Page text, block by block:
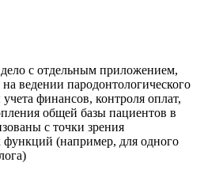
с отдельным приложением,
ведении пародонтологического
финансов, контроля оплат,
общей базы пациентов в
с точки зрения
(например, для одного